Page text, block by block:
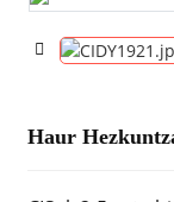
Haur